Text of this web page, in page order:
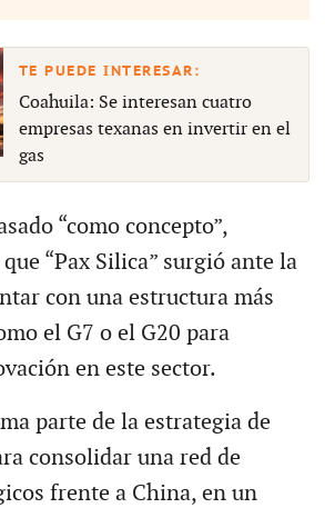
Coahuila: Se interesan cuatro
empresas texanas en invertir en el
gas
“como concepto”,
“Pax Silica” surgió ante la
con una estructura más
el G7 o el G20 para
en este sector.
parte de la estrategia de
consolidar una red de
frente a China, en un